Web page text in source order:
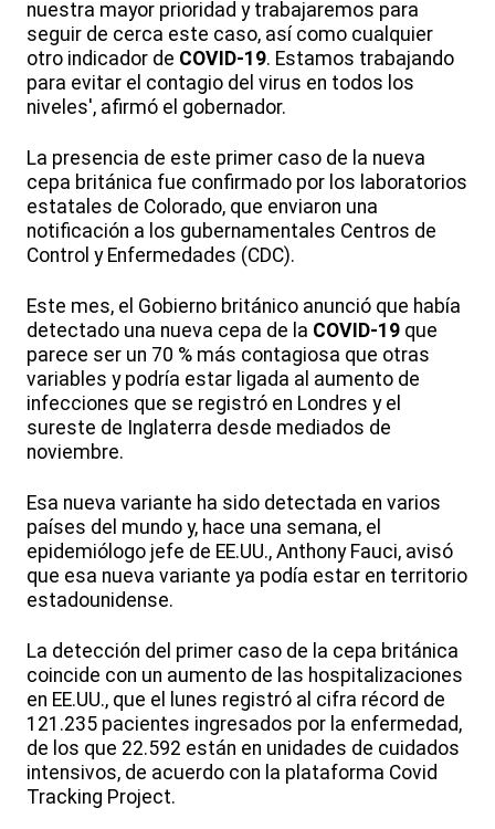
nuestra mayor prioridad y trabajaremos para
seguir de cerca este caso, así como cualquier
otro indicador de COVID-19. Estamos trabajando
para evitar el contagio del virus en todos los
niveles', afirmó el gobernador.
La presencia de este primer caso de la nueva
cepa británica fue confirmado por los laboratorios
estatales de Colorado, que enviaron una
notificación a los gubernamentales Centros de
Control y Enfermedades (CDC).
Este mes, el Gobierno británico anunció que había
detectado una nueva cepa de la COVID-19 que
parece ser un 70 % más contagiosa que otras
variables y podría estar ligada al aumento de
infecciones que se registró en Londres y el
sureste de Inglaterra desde mediados de
noviembre.
Esa nueva variante ha sido detectada en varios
países del mundo y, hace una semana, el
epidemiólogo jefe de EE.UU., Anthony Fauci, avisó
que esa nueva variante ya podía estar en territorio
estadounidense.
La detección del primer caso de la cepa británica
coincide con un aumento de las hospitalizaciones
en EE.UU., que el lunes registró al cifra récord de
121.235 pacientes ingresados por la enfermedad,
de los que 22.592 están en unidades de cuidados
intensivos, de acuerdo con la plataforma Covid
Tracking Project.